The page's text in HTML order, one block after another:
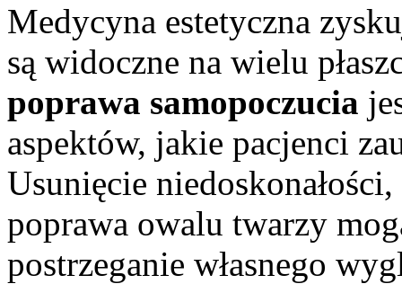
Medycyna estetyczna
są widoczne na wielu
poprawa samopoczucia
aspektów, jakie pacjenci
Usunięcie
poprawa owalu twarzy
postrzeganie własnego